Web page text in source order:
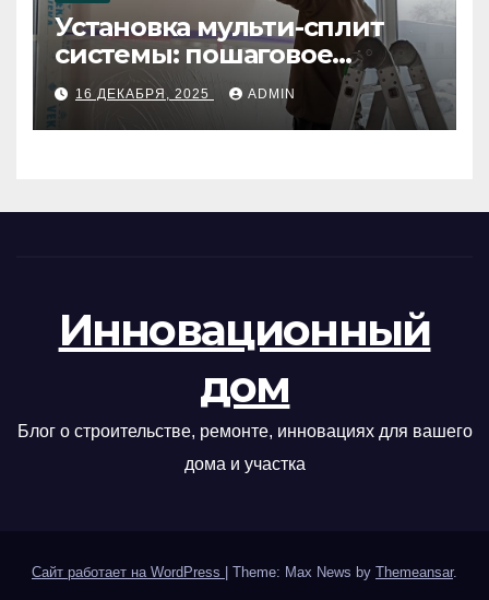
Установка мульти-сплит
системы: пошаговое
руководство
16 ДЕКАБРЯ, 2025 ADMIN
Инновационный
дом
Блог о строительстве, ремонте, инновациях для вашего
дома и участка
Сайт работает на WordPress Theme: Max News by Themeansar.